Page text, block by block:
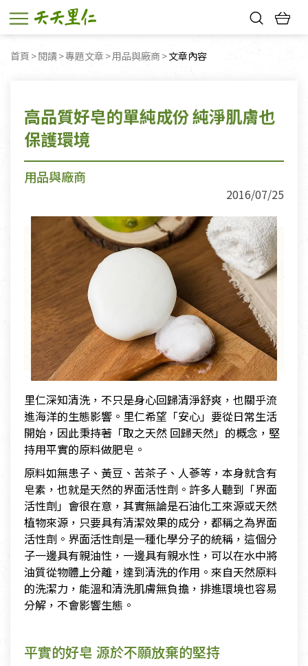
首頁 閱讀 專題文章 用品與廠商 目前頁面：
文章內容
高品質好皂的單純成份 純淨肌膚也
保護環境
用品與廠商
2016/07/25
里仁深知清洗，不只是身心回歸清淨舒爽，也關乎流
進海洋的生態影響。里仁希望「安心」要從日常生活
開始，因此秉持著「取之天然 回歸天然」的概念，堅
持用平實的原料做肥皂。
原料如無患子、黃豆、苦茶子、人蔘等，本身就含有
皂素，也就是天然的界面活性劑。許多人聽到「界面
活性劑」會很在意，其實無論是石油化工來源或天然
植物來源，只要具有清潔效果的成分，都稱之為界面
活性劑。界面活性劑是一種化學分子的統稱，這個分
子一邊具有親油性，一邊具有親水性，可以在水中將
油質從物體上分離，達到清洗的作用。來自天然原料
的洗潔力，能溫和清洗肌膚無負擔，排進環境也容易
分解，不會影響生態。
平實的好皂 源於不願放棄的堅持